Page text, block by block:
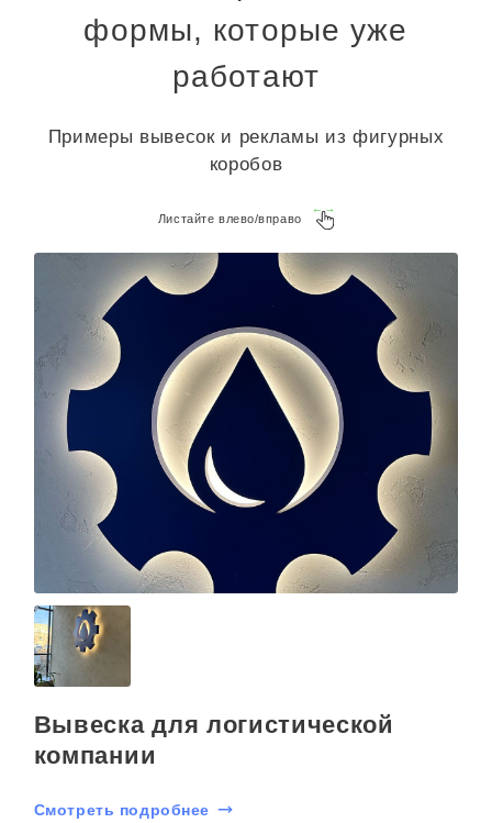
формы, которые уже
работают
Примеры вывесок и рекламы из фигурных
коробов
Листайте влево/вправо
Вывеска для логистической
компании
Смотреть подробнее